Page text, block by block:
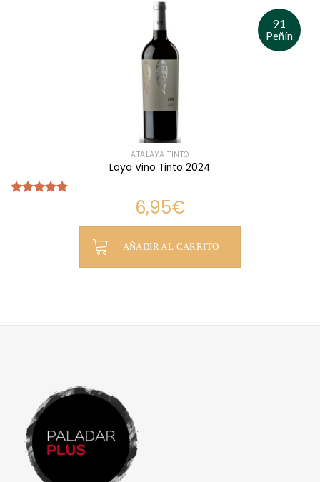
91
Peñín
ATALAYA TINTO
Laya Vino Tinto 2024
6,95€
AÑADIR AL CARRITO